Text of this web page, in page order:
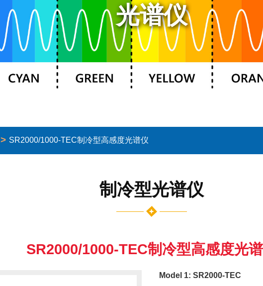
光谱仪
> SR2000/1000-TEC制冷型高感度光谱仪
制冷型光谱仪
SR2000/1000-TEC制冷型高感度光
Model 1: SR2000-TEC